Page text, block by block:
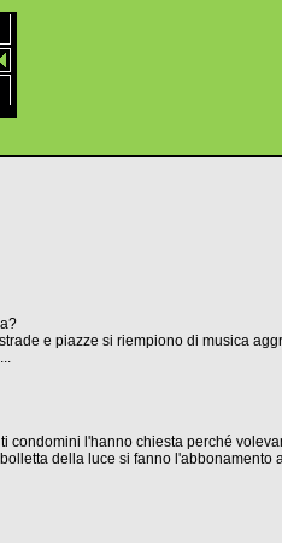
e piazze si riempiono di musica
condomini l'hanno chiesta perché
della luce si fanno l'abbonamento